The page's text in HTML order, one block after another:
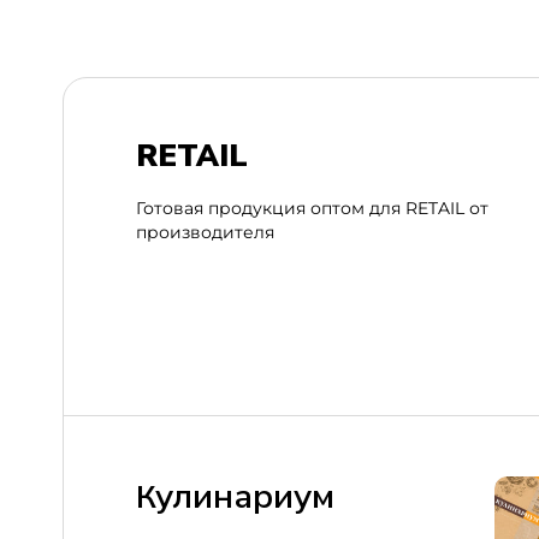
RETAIL
Готовая продукция оптом для RETAIL от
производителя
Кулинариум